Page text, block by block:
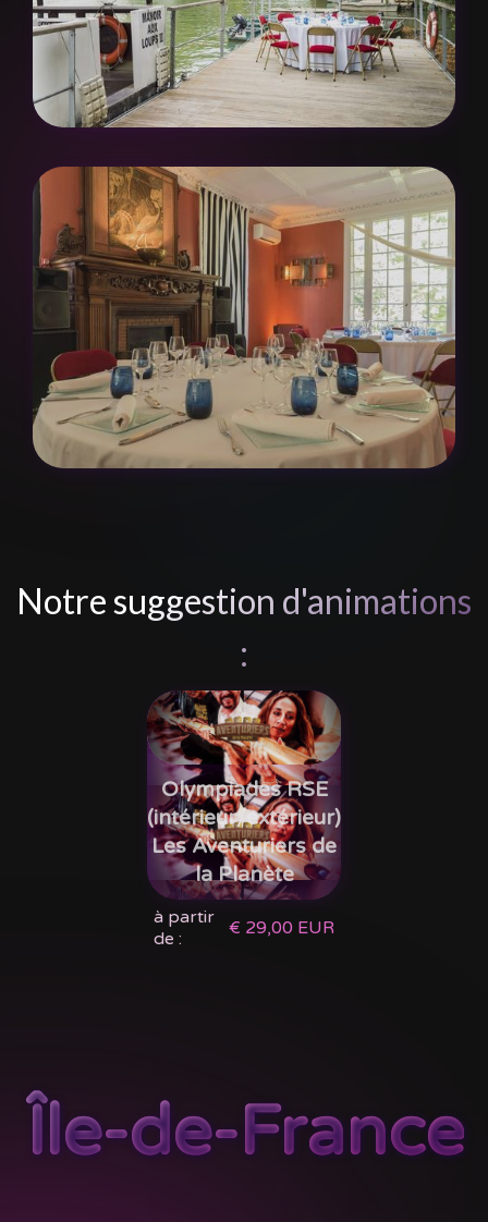
Notre suggestion d'animations
:
Olympiades RSE
(intérieur/extérieur)
Les Aventuriers de
la Planète
à partir
de :
€ 29,00 EUR
Île-de-France